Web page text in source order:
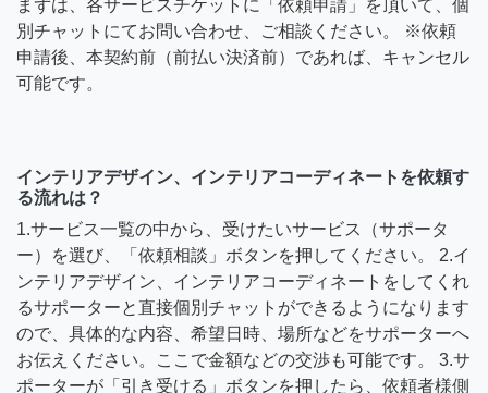
まずは、各サービスチケットに「依頼申請」を頂いて、個
別チャットにてお問い合わせ、ご相談ください。 ※依頼
申請後、本契約前（前払い決済前）であれば、キャンセル
可能です。
インテリアデザイン、インテリアコーディネートを依頼す
る流れは？
1.サービス一覧の中から、受けたいサービス（サポータ
ー）を選び、「依頼相談」ボタンを押してください。 2.イ
ンテリアデザイン、インテリアコーディネートをしてくれ
るサポーターと直接個別チャットができるようになります
ので、具体的な内容、希望日時、場所などをサポーターへ
お伝えください。ここで金額などの交渉も可能です。 3.サ
ポーターが「引き受ける」ボタンを押したら、依頼者様側